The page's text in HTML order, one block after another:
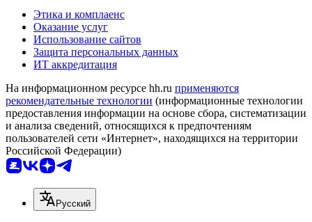
Этика и комплаенс
Оказание услуг
Использование сайтов
Защита персональных данных
ИТ аккредитация
На информационном ресурсе hh.ru применяются
рекомендательные технологии (информационные технологии
предоставления информации на основе сбора, систематизации
и анализа сведений, относящихся к предпочтениям
пользователей сети «Интернет», находящихся на территории
Российской Федерации)
Русский